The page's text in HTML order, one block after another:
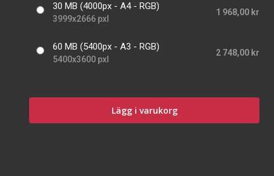
30 MB (4000px - A4 - RGB)
3999x2666 pxl
1 968,00 kr
60 MB (5400px - A3 - RGB)
5400x3600 pxl
2 748,00 kr
Lägg i varukorg